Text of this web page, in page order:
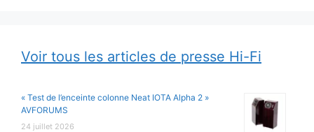
Voir tous les articles de presse Hi-Fi
« Test de l’enceinte colonne Neat IOTA Alpha 2 »
AVFORUMS
24 juillet 2026